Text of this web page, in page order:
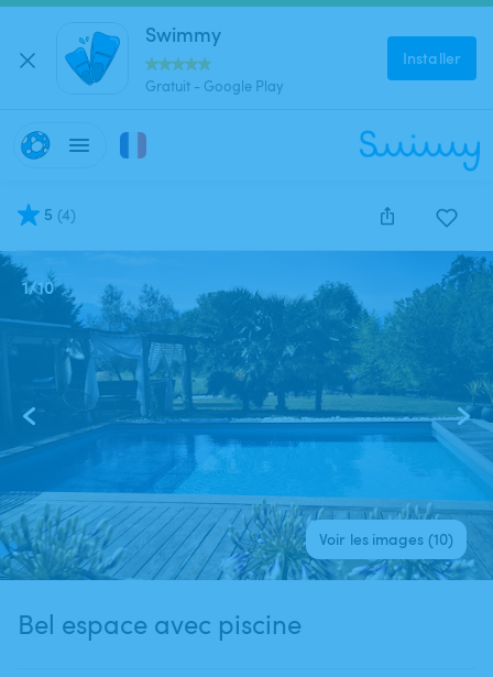
Swimmy
Gratuit - Google Play
Installer
5 (4)
1/10
Voir les images (10)
Bel espace avec piscine